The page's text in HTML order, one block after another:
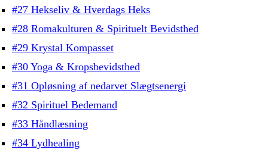
#27 Hekseliv & Hverdags Heks
#28 Romakulturen & Spirituelt Bevidsthed
#29 Krystal Kompasset
#30 Yoga & Kropsbevidsthed
#31 Opløsning af nedarvet Slægtsenergi
#32 Spirituel Bedemand
#33 Håndlæsning
#34 Lydhealing